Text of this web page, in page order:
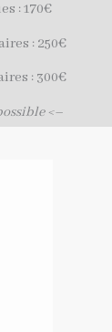
: 170€
: 250€
: 300€
<–